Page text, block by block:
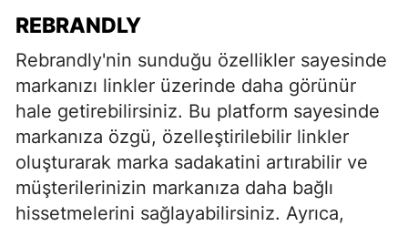
REBRANDLY
Rebrandly'nin sunduğu özellikler sayesinde
markanızı linkler üzerinde daha görünür
hale getirebilirsiniz. Bu platform sayesinde
markanıza özgü, özelleştirilebilir linkler
oluşturarak marka sadakatini artırabilir ve
müşterilerinizin markanıza daha bağlı
hissetmelerini sağlayabilirsiniz. Ayrıca,